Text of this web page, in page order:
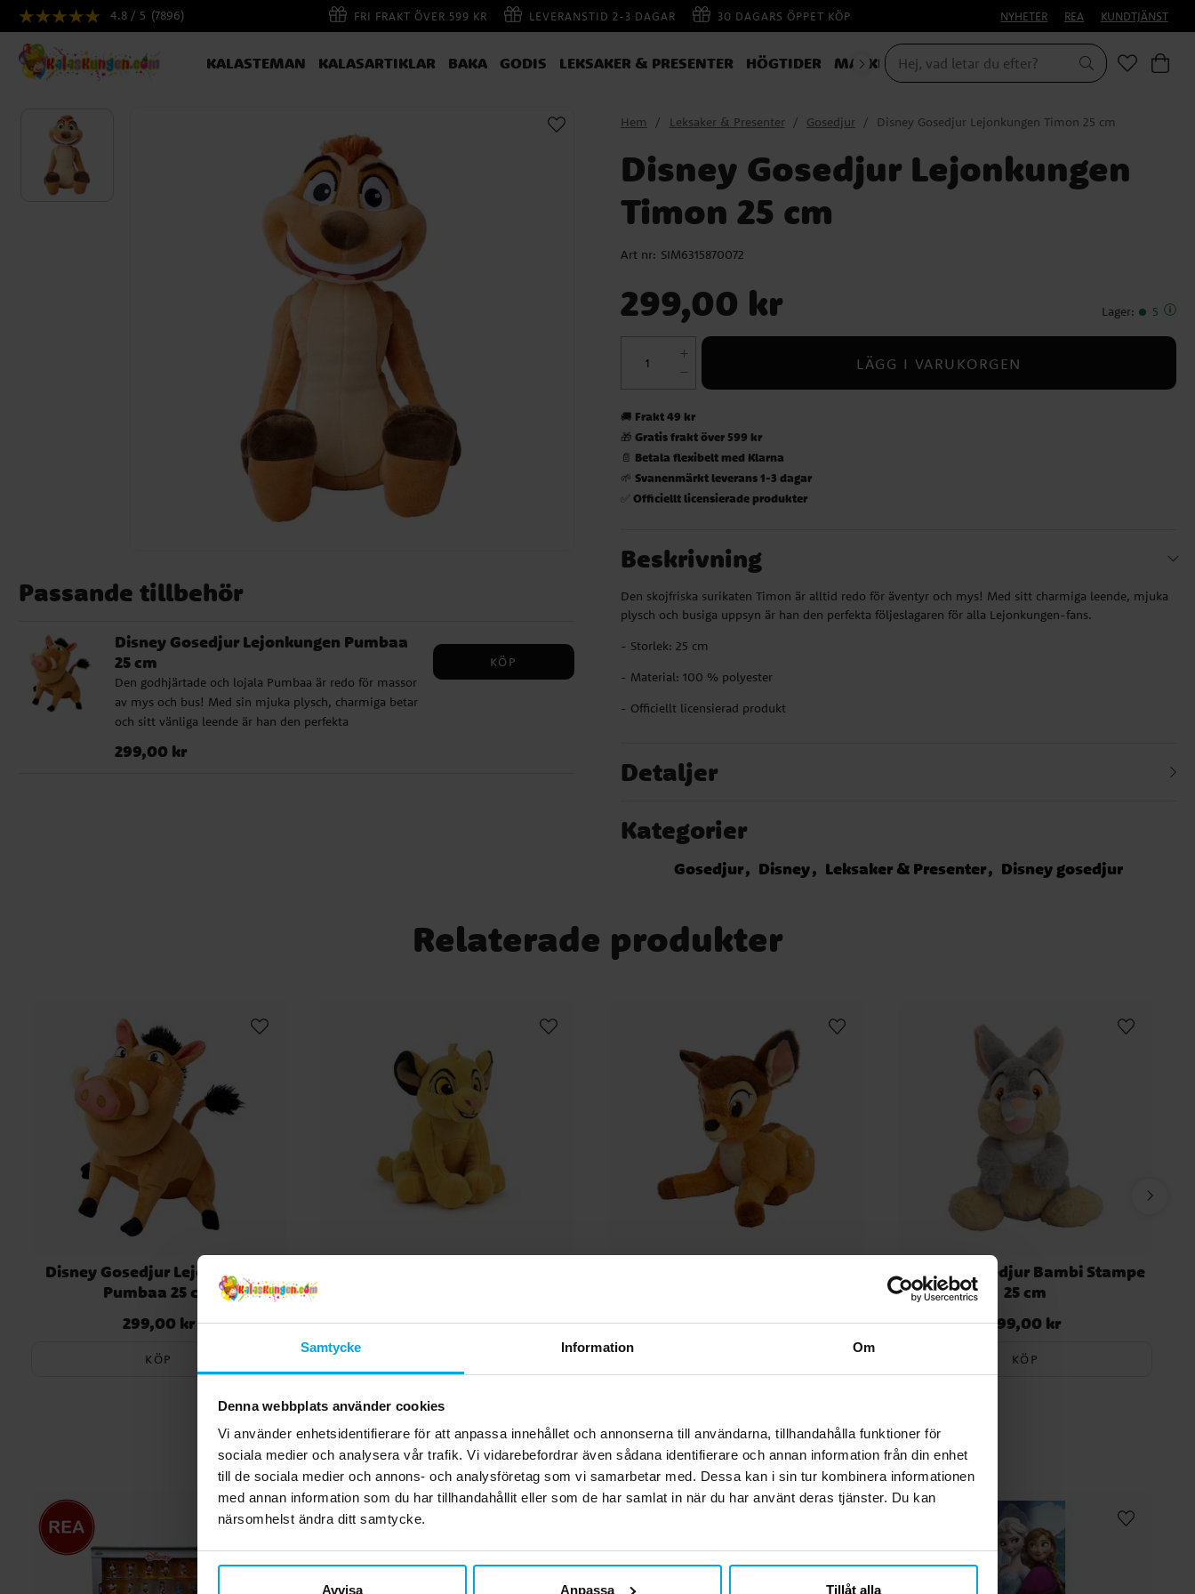
Samtycke Information Om
Denna webbplats använder cookies
Vi använder enhetsidentifierare för att anpassa innehållet och annonserna till användarna, tillhandahålla funktioner för
sociala medier och analysera vår trafik. Vi vidarebefordrar även sådana identifierare och annan information från din enhet
till de sociala medier och annons- och analysföretag som vi samarbetar med. Dessa kan i sin tur kombinera informationen
med annan information som du har tillhandahållit eller som de har samlat in när du har använt deras tjänster. Du kan
närsomhelst ändra ditt samtycke.
Avvisa Anpassa Tillåt alla
4.8 / 5 (7896) FRI FRAKT ÖVER 599 KR LEVERANSTID 2-3 DAGAR 30 DAGARS ÖPPET KÖP NYHETER REA KUNDTJÄNST
KALASTEMAN KALASARTIKLAR BAKA GODIS LEKSAKER & PRESENTER HÖGTIDER MASKERAD
Passande tillbehör
Disney Gosedjur Lejonkungen Pumbaa
25 cm
Den godhjärtade och lojala Pumbaa är redo för massor
av mys och bus! Med sin mjuka plysch, charmiga betar
och sitt vänliga leende är han den perfekta
cm - Material: 100 % polyester - Officiellt licensierad
Pris: 299,00 kr
299,00 kr
KÖP
Hem Leksaker & Presenter Gosedjur Disney Gosedjur Lejonkungen Timon 25 cm
Disney Gosedjur Lejonkungen
Timon 25 cm
Art nr: SIM6315870072
299,00 kr Lager: 5
LÄGG I VARUKORGEN
🚚 Frakt 49 kr
🎁Gratis frakt över 599 kr
📄 Betala flexibelt med Klarna
🌱Svanenmärkt leverans 1-3 dagar
✅Officiellt licensierade produkter
Beskrivning
Den skojfriska surikaten Timon är alltid redo för äventyr och mys! Med sitt charmiga leende, mjuka
plysch och busiga uppsyn är han den perfekta följeslagaren för alla Lejonkungen-fans.
- Storlek: 25 cm
- Material: 100 % polyester
- Officiellt licensierad produkt
Detaljer
Kategorier
Gosedjur Disney Leksaker & Presenter Disney gosedjur
Relaterade produkter
Disney Gosedjur Lejonkungen
Pumbaa 25 cm
Pris:299,00 kr
299,00 kr
KÖP
Pris:149,00 kr
149,00 kr Pris:299,00 kr
299,00 kr
Disney Gosedjur Bambi Stampe
25 cm
Pris:299,00 kr
299,00 kr
KÖP
Andra köpte även